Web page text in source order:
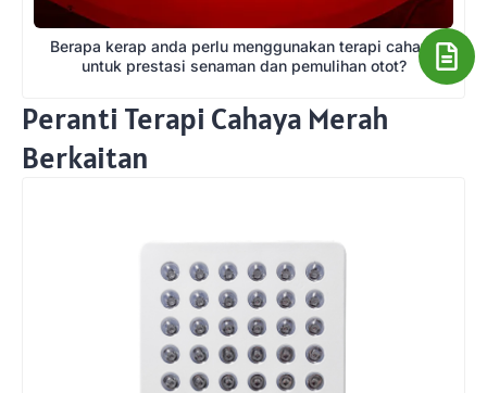
Berapa kerap anda perlu menggunakan terapi cahaya
untuk prestasi senaman dan pemulihan otot?
Peranti Terapi Cahaya Merah
Berkaitan